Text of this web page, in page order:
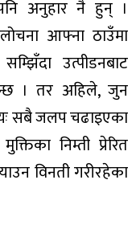
अनुहार नै हुन् ।
आफ्ना ठाउँमा
उत्पीडनबाट
। तर अहिले, जुन
सबै जलप चढाइएका
निम्ती प्रेरित
विनती गरीरहेका